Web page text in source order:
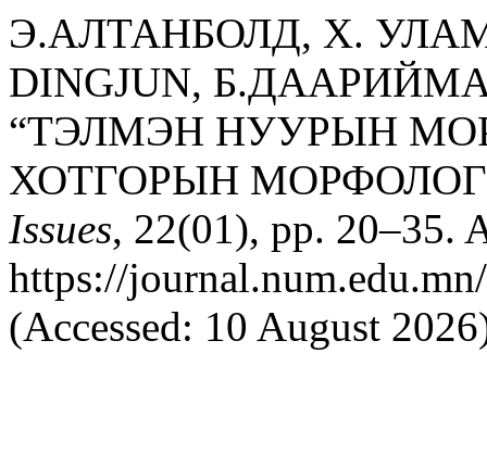
Э.АЛТАНБОЛД, Х.
DINGJUN,
“ТЭЛМЭН НУУРЫН
ХОТГОРЫН
Issues, 22(01), pp. 20–35.
https://
(Accessed: 10 August